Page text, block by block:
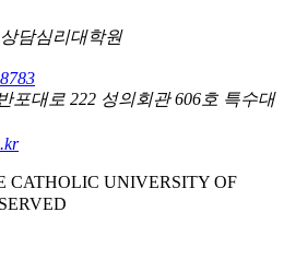
담심리대학원
포대로 222 성의회관 606호 특수대
CATHOLIC UNIVERSITY OF